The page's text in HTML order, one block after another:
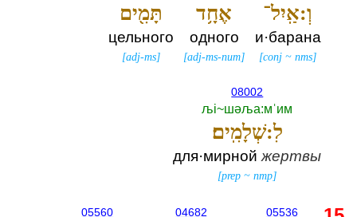
וְ:אַֽיִל־
и·барана
[conj ~nms]
אֶחָ֥ד
одного
[adj-ms-num]
תָּמִ֖ים
цельного
[adj-ms]
08002
љi~шәља:мˈим
לִ:שְׁלָמִֽים׃
для·мирнойжертвы
[prep ~nmp]
05536
04682
05560